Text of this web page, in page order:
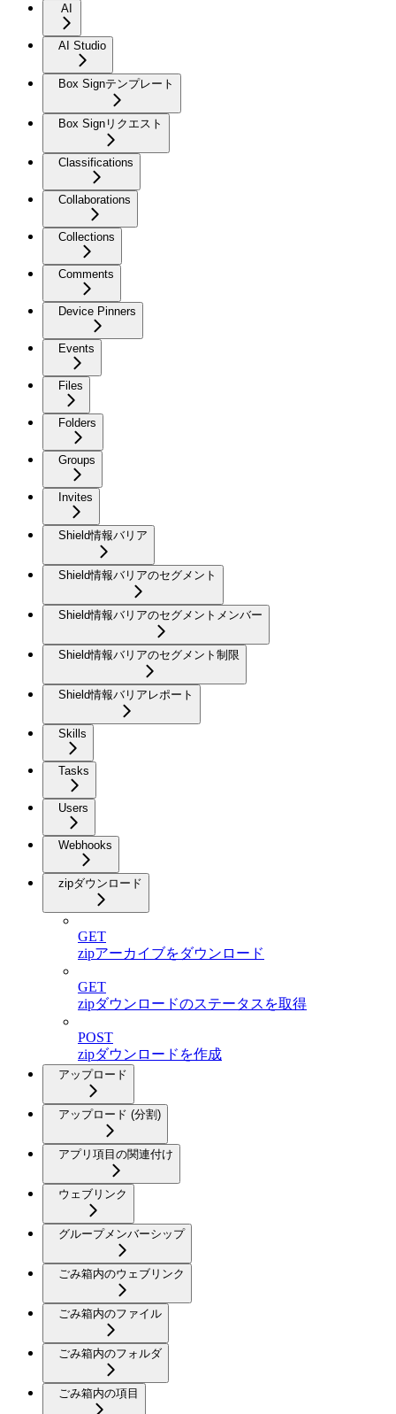
AI
AI Studio
Box Signテンプレート
Box Signリクエスト
Classifications
Collaborations
Collections
Comments
Device Pinners
Events
Files
Folders
Groups
Invites
Shield情報バリア
Shield情報バリアのセグメント
Shield情報バリアのセグメントメンバー
Shield情報バリアのセグメント制限
Shield情報バリアレポート
Skills
Tasks
Users
Webhooks
zipダウンロード
GET
zipアーカイブをダウンロード
GET
zipダウンロードのステータスを取得
POST
zipダウンロードを作成
アップロード
アップロード (分割)
アプリ項目の関連付け
ウェブリンク
グループメンバーシップ
ごみ箱内のウェブリンク
ごみ箱内のファイル
ごみ箱内のフォルダ
ごみ箱内の項目